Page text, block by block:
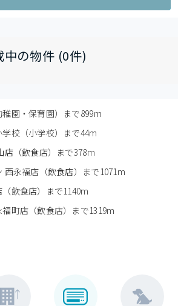
の物件 (0件)
園・保育園）まで899m
校（小学校）まで44m
店（飲食店）まで378m
西永福店（飲食店）まで1071m
飲食店）まで1140m
町店（飲食店）まで1319m